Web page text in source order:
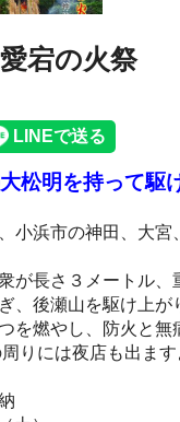
宕の火祭
松明を持って駆
小浜市の神田、大宮
が長さ３メートル、
、後瀬山を駆け上が
を燃やし、防火と無
りには夜店も出ます